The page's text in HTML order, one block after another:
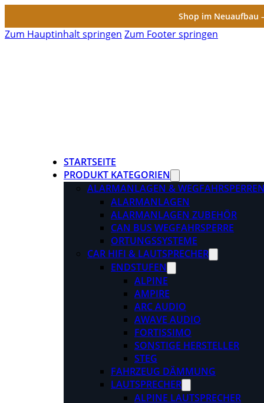
Shop im Neuaufbau
Zum Hauptinhalt springen Zum Footer springen
STARTSEITE
PRODUKT KATEGORIEN
ALARMANLAGEN & WEGFAHRSPERREN
ALARMANLAGEN
ALARMANLAGEN ZUBEHÖR
CAN BUS WEGFAHRSPERRE
ORTUNGSSYSTEME
CAR HIFI & LAUTSPRECHER
ENDSTUFEN
ALPINE
AMPIRE
ARC AUDIO
AWAVE AUDIO
FORTISSIMO
SONSTIGE HERSTELLER
STEG
FAHRZEUG DÄMMUNG
LAUTSPRECHER
ALPINE LAUTSPRECHER